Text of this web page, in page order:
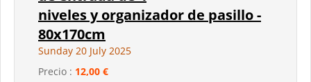
niveles y organizador de pasillo -
80x170cm
Sunday 20 July 2025
Precio : 12,00 €